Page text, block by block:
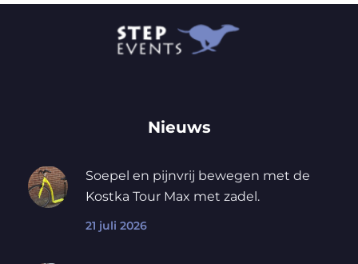
Nieuws
Soepel en pijnvrij bewegen met de
Kostka Tour Max met zadel.
21 juli 2026